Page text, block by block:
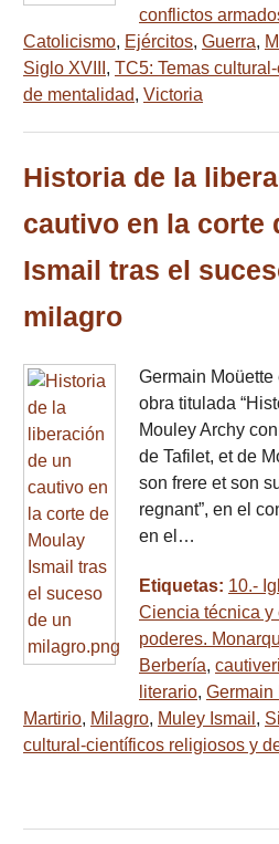
conflictos
Catolicismo, Ejércitos, Guerra,
Siglo XVIII , TC5: Temas
de mentalidad, Victoria
Historia de la
cautivo en la corte
Ismail tras el
milagro
Germain
obra titulada
Mouley Archy
de Tafilet, et de
son frere et son
regnant”, en el
en el…
Etiquetas: 10.-
Ciencia técnica y
poderes.
Berbería,
literario, Germain
Martirio, Milagro, Muley Ismail ,
cultural-científicos religiosos y